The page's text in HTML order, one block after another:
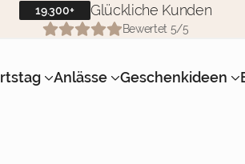
19.300+ Glückliche Kunden
Bewertet 5/5
Anlässe Geschenkideen